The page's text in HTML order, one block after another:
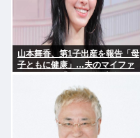
山本舞香、第1子出産を報告「母
子ともに健康」…夫のマイファ
森昌子さんの孫